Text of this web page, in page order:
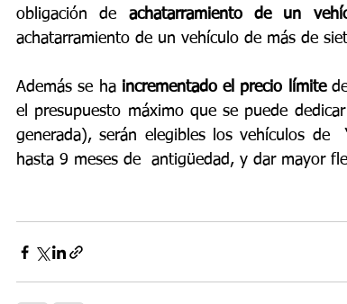
obligación de achatarramiento de un
achatarramiento de un vehículo de más de
Además se ha incrementado el precio límite de
el presupuesto máximo que se puede
generada), serán elegibles los vehículos de
hasta 9 meses de  antigüedad, y dar mayor